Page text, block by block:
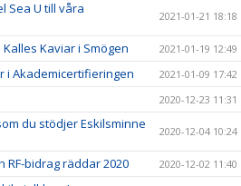
Sea U till våra
2021-01-21 18:18
Kaviar i Smögen 2021-01-19 12:49
i Akademicertifieringen 2021-01-09 17:42
2020-12-23 11:31
du stödjer Eskilsminne
2020-12-04 10:24
bidrag räddar 2020 2020-12-02 11:40